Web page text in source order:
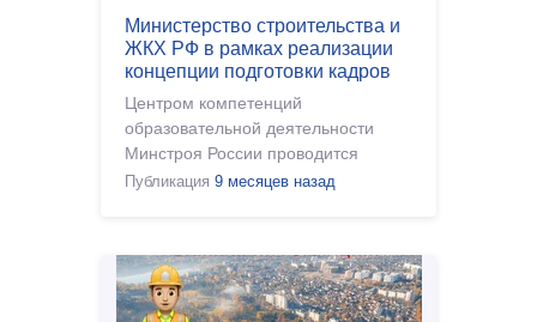
Министерство строительства и
ЖКХ РФ в рамках реализации
концепции подготовки кадров
для строительной отрасли и
ЖКХ проводит работу по
развитию кадрового
потенциала.
Центром компетенций
образовательной деятельности
Минстроя России проводится
ежегодное комплексное
Публикация 9 месяцев назад